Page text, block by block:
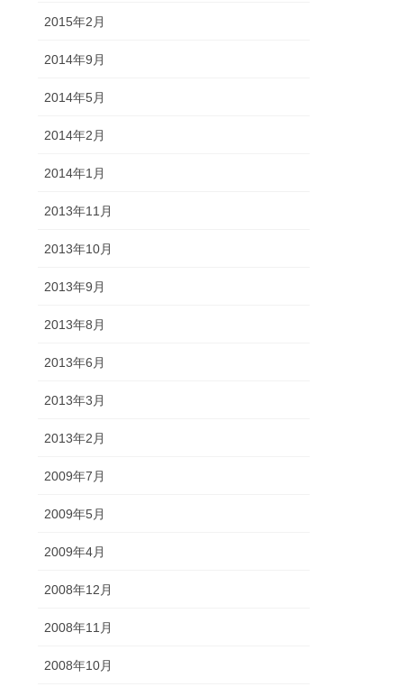
2015年2月
2014年9月
2014年5月
2014年2月
2014年1月
2013年11月
2013年10月
2013年9月
2013年8月
2013年6月
2013年3月
2013年2月
2009年7月
2009年5月
2009年4月
2008年12月
2008年11月
2008年10月